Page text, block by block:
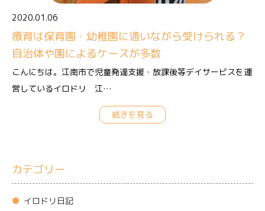
2020.01.06
療育は保育園・幼稚園に通いながら受けられる？
自治体や園によるケースが多数
こんにちは。江南市で児童発達支援・放課後等デイサービスを運
営しているイロドリ 江…
続きを見る
カテゴリー
イロドリ日記